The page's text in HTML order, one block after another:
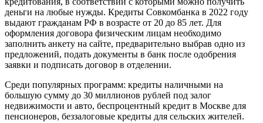
деньги на любые нужды. Кредиты Совкомбанка в 2022 году
выдают гражданам РФ в возрасте от 20 до 85 лет. Для
оформления договора физическим лицам необходимо
заполнить анкету на сайте, предварительно выбрав одно из
предложений, подать документы в банк после одобрения
заявки и подписать договор в отделении.
Среди популярных программ: кредиты наличными на
большую сумму до 30 миллионов рублей под залог
недвижимости и авто, беспроцентный кредит в Москве для
пенсионеров, беззалоговые кредиты для сельских жителей.